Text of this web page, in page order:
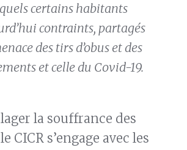
certains habitants
contraints, partagés
des tirs d’obus et des
et celle du Covid-19.
la souffrance des
CICR s’engage avec les